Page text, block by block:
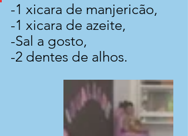
-1 xicara de manjericão,
-1 xicara de azeite,
-Sal a gosto,
-2 dentes de alhos.